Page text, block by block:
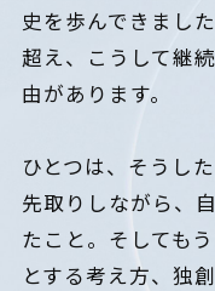
史を歩んできまし
超え、こうして継
由があります。
ひとつは、そうし
先取りしながら、
たこと。そしても
とする考え方、独